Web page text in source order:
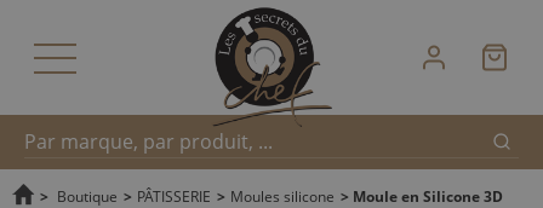
Recherche
> Boutique > PÂTISSERIE > Moules silicone > Moule en Silicone 3D